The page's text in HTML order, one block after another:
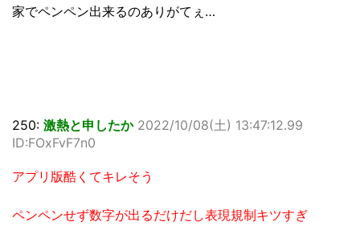
家でペンペン出来るのありがてぇ…
250: 激熱と申したか 2022/10/08(土) 13:47:12.99
ID:FOxFvF7n0
アプリ版酷くてキレそう
ペンペンせず数字が出るだけだし表現規制キツすぎ